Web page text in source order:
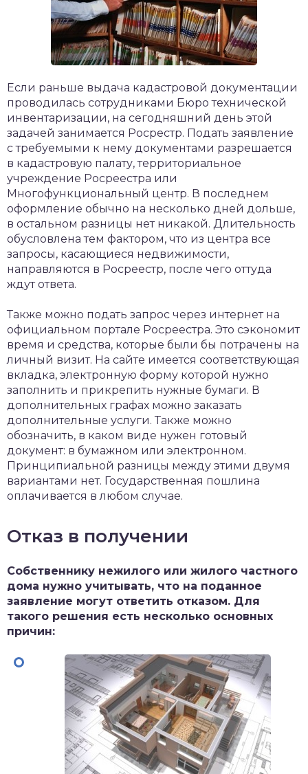
Если раньше выдача кадастровой документации
проводилась сотрудниками Бюро технической
инвентаризации, на сегодняшний день этой
задачей занимается Росрестр. Подать заявление
с требуемыми к нему документами разрешается
в кадастровую палату, территориальное
учреждение Росреестра или
Многофункциональный центр. В последнем
оформление обычно на несколько дней дольше,
в остальном разницы нет никакой. Длительность
обусловлена тем фактором, что из центра все
запросы, касающиеся недвижимости,
направляются в Росреестр, после чего оттуда
ждут ответа.
Также можно подать запрос через интернет на
официальном портале Росреестра. Это сэкономит
время и средства, которые были бы потрачены на
личный визит. На сайте имеется соответствующая
вкладка, электронную форму которой нужно
заполнить и прикрепить нужные бумаги. В
дополнительных графах можно заказать
дополнительные услуги. Также можно
обозначить, в каком виде нужен готовый
документ: в бумажном или электронном.
Принципиальной разницы между этими двумя
вариантами нет. Государственная пошлина
оплачивается в любом случае.
Отказ в получении
Собственнику нежилого или жилого частного
дома нужно учитывать, что на поданное
заявление могут ответить отказом. Для
такого решения есть несколько основных
причин: